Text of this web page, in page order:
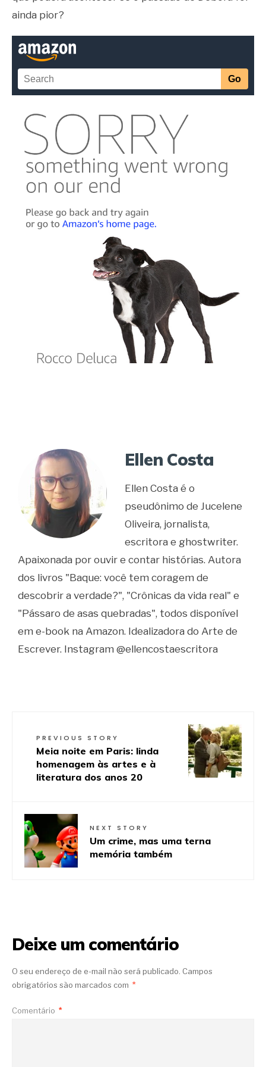
ainda pior?
Ellen Costa
Ellen Costa é o
pseudônimo de Jucelene
Oliveira, jornalista,
escritora e ghostwriter.
Apaixonada por ouvir e contar histórias. Autora
dos livros "Baque: você tem coragem de
descobrir a verdade?", "Crônicas da vida real" e
"Pássaro de asas quebradas", todos disponível
em e-book na Amazon. Idealizadora do Arte de
Escrever. Instagram @ellencostaescritora
PREVIOUS STORY
Meia noite em Paris: linda
homenagem às artes e à
literatura dos anos 20
NEXT STORY
Um crime, mas uma terna
memória também
Deixe um comentário
O seu endereço de e-mail não será publicado. Campos
obrigatórios são marcados com *
Comentário *